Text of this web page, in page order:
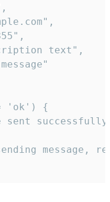
text",
'ok') {
sent
message,